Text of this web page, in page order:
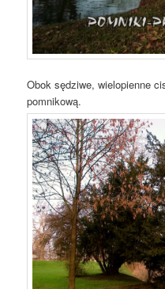
Obok sędziwe, wielopienne
pomnikową.